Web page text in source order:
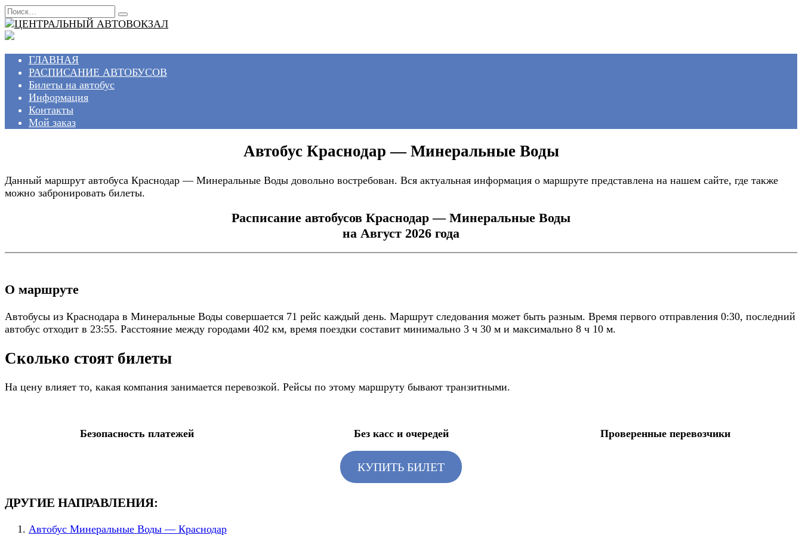
Перейти
к
содержанию
Search
for:
ГЛАВНАЯ
РАСПИСАНИЕ АВТОБУСОВ
Билеты на автобус
Информация
Контакты
Мой заказ
Автобус Краснодар — Минеральные Воды
Данный маршрут автобуса Краснодар — Минеральные Воды довольно востребован. Вся актуальная информация о маршруте представлена на нашем сайте, где также
можно забронировать билеты.
Расписание автобусов Краснодар — Минеральные Воды
на Август 2026 года
О маршруте
Автобусы из Краснодара в Минеральные Воды совершается 71 рейс каждый день. Маршрут следования может быть разным. Время первого отправления 0:30, последний
автобус отходит в 23:55. Расстояние между городами 402 км, время поездки составит минимально 3 ч 30 м и максимально 8 ч 10 м.
Сколько стоят билеты
На цену влияет то, какая компания занимается перевозкой. Рейсы по этому маршруту бывают транзитными.
Безопасность платежей Без касс и очередей Проверенные перевозчики
КУПИТЬ БИЛЕТ
ДРУГИЕ НАПРАВЛЕНИЯ:
Автобус Минеральные Воды — Краснодар